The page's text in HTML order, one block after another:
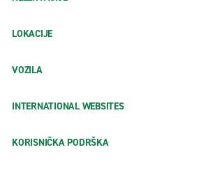
LOKACIJE
VOZILA
INTERNATIONAL WEBSITES
KORISNIČKA PODRŠKA